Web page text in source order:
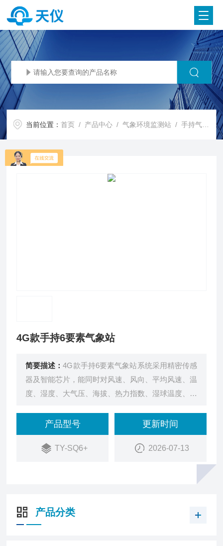
当前位置：首页 / 产品中心 /气象环境监测站 /手持气象站 /
4G款手持6要素气象站
简要描述：4G款手持6要素气象站系统采用精密传感
器及智能芯片，能同时对风速、风向、平均风速、温
度、湿度、大气压、海拔、热力指数、湿球温度、浪
行准确测量。
产品型号
TY-SQ6+
更新时间
2026-07-13
产品分类